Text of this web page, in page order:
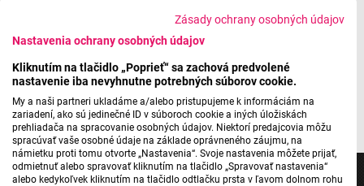
Zásady ochrany osobných údajov
Nastavenia ochrany osobných údajov
Kliknutím na tlačidlo „Poprieť“ sa zachová predvolené
nastavenie iba nevyhnutne potrebných súborov cookie.
My a naši partneri ukladáme a/alebo pristupujeme k informáciám na
zariadení, ako sú jedinečné ID v súboroch cookie a iných úložiskách
prehliadača na spracovanie osobných údajov. Niektorí predajcovia môžu
spracúvať vaše osobné údaje na základe oprávneného záujmu, na
námietku proti tomu otvorte „Nastavenia“. Svoje nastavenia môžete prijať,
odmietnuť alebo spravovať kliknutím na tlačidlo „Spravovať nastavenia“
alebo kedykoľvek kliknutím na tlačidlo odtlačku prsta v ľavom dolnom rohu
Nahláste nám chybu